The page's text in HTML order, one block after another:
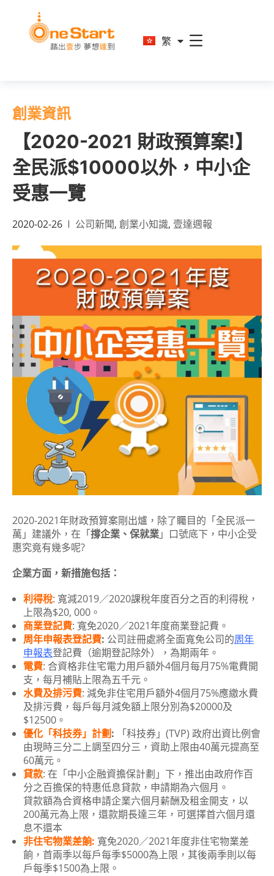
繁
简
創業資訊
【2020-2021 財政預算案!】
全民派$10000以外，中小企
受惠一覽
2020-02-26 公司新聞, 創業小知識, 壹達週報
2020-2021年財政預算案剛出爐，除了矚目的「全民派一
萬」建議外，在「撐企業、保就業」口號底下，中小企受
惠究竟有幾多呢?
企業方面，新措施包括：
利得稅: 寬減2019／2020課稅年度百分之百的利得稅，
上限為$20, 000。
商業登記費: 寬免2020／2021年度商業登記費。
周年申報表登記費: 公司註冊處將全面寬免公司的周年
申報表登記費（逾期登記除外），為期兩年。
電費: 合資格非住宅電力用戶額外4個月每月75%電費開
支，每月補貼上限為五千元。
水費及排污費: 減免非住宅用戶額外4個月75%應繳水費
及排污費，每戶每月減免額上限分別為$20000及
$12500。
優化「科技券」計劃: 「科技券」(TVP) 政府出資比例會
由現時三分二上調至四分三，資助上限由40萬元提高至
60萬元。
貸款: 在「中小企融資擔保計劃」下，推出由政府作百
分之百擔保的特惠低息貸款，申請期為六個月。
貸款額為合資格申請企業六個月薪酬及租金開支，以
200萬元為上限，還款期長達三年，可選擇首六個月還
息不還本
非住宅物業差餉: 寬免2020／2021年度非住宅物業差
餉，首兩季以每戶每季$5000為上限，其後兩季則以每
戶每季$1500為上限。